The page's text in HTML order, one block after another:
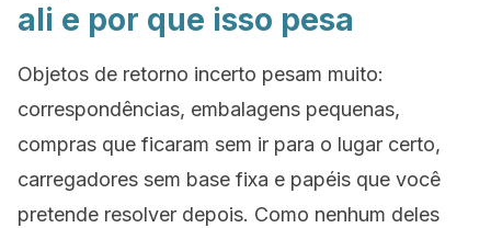
ali e por que isso pesa
Objetos de retorno incerto pesam muito:
correspondências, embalagens pequenas,
compras que ficaram sem ir para o lugar certo,
carregadores sem base fixa e papéis que você
pretende resolver depois. Como nenhum deles